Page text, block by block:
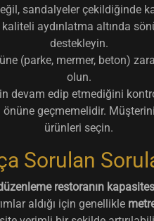
sandalyeler çekildiğinde
aydınlatma altında
destekleyin.
(parke, mermer, beton)
olun.
devam edip etmediğini
önüne geçmemelidir.
ürünleri seçin.
Sorulan
restoranın
aldığı için genellikle